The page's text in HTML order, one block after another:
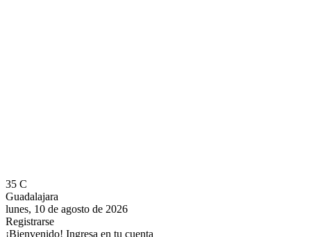
35 C
Guadalajara
lunes, 10 de agosto de 2026
Registrarse
¡Bienvenido! Ingresa en tu cuenta